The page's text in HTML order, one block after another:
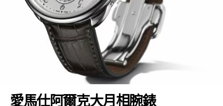
愛馬仕阿爾克大月相腕錶